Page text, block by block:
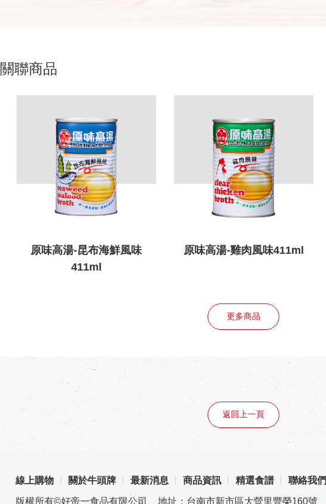
關聯商品
原味高湯-昆布海鮮風味
411ml
原味高湯-雞肉風味411ml
更多商品
返回上一頁
線上購物 關於牛頭牌 最新消息 商品資訊 精選食譜 聯絡我們
版權所有©好帝一食品有限公司 地址：台南市新市區大營里豐榮160號